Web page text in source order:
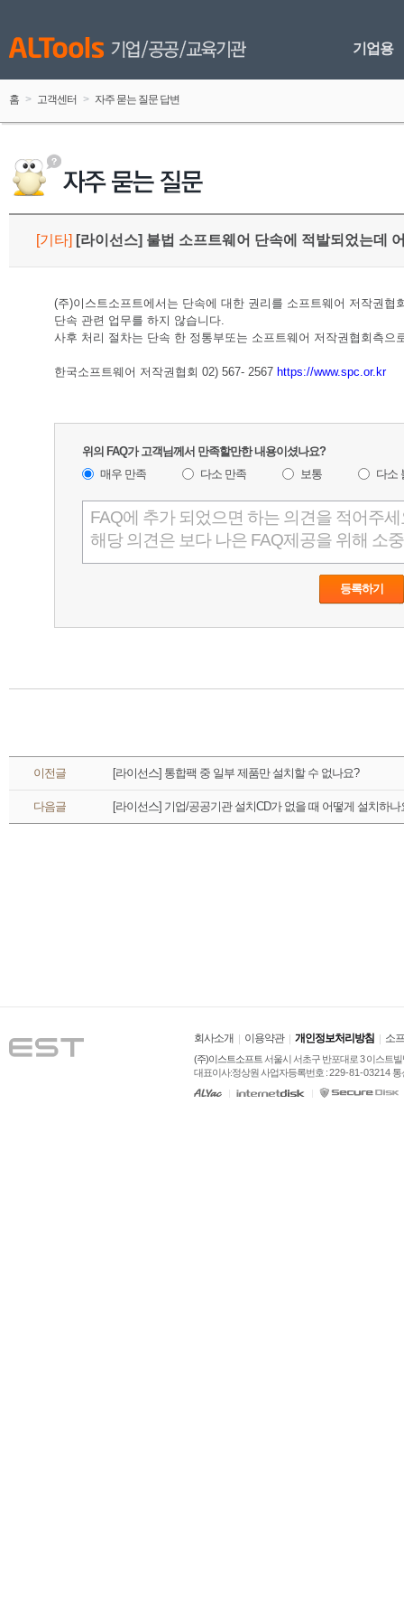
기업용
홈 > 고객센터 > 자주 묻는 질문 답변
[기타] [라이선스] 불법 소프트웨어 단속에 적발되었는데
(주)이스트소프트에서는 단속에 대한 권리를 소프트웨어 저작권협
단속 관련 업무를 하지 않습니다.
사후 처리 절차는 단속 한 정통부또는 소프트웨어 저작권협회측으
한국소프트웨어 저작권협회 02) 567- 2567 https://www.spc.or.kr
위의 FAQ가 고객님께서 만족할만한 내용이셨나요?
매우 만족
다소 만족 보통 다소
이전글 [라이선스] 통합팩 중 일부 제품만 설치할 수 없나요?
다음글 [라이선스] 기업/공공기관 설치CD가 없을 때 어떻게 설치하나
회사소개 이용약관 개인정보처리방침 소
(주)이스트소프트 서울시 서초구 반포대로 3 이스트빌
대표이사:정상원 사업자등록번호 : 229-81-03214 통